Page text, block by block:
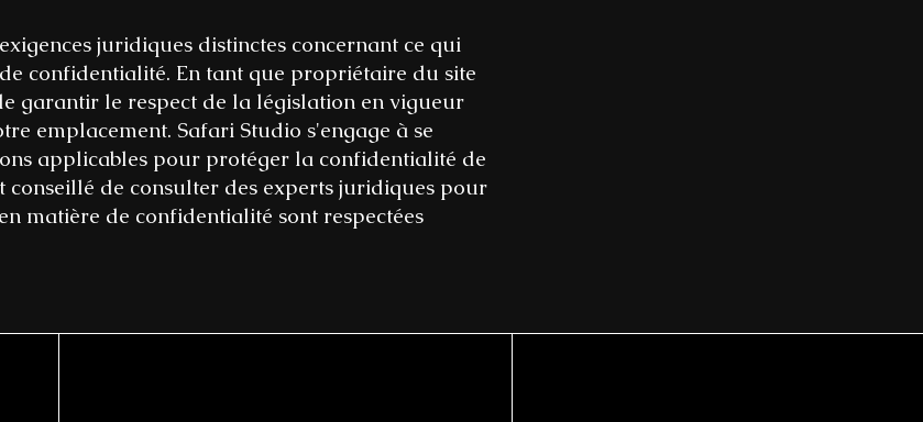
juridiques distinctes concernant ce qui
confidentialité. En tant que propriétaire du site
garantir le respect de la législation en vigueur
emplacement. Safari Studio s'engage à se
applicables pour protéger la confidentialité de
conseillé de consulter des experts juridiques pour
matière de confidentialité sont respectées